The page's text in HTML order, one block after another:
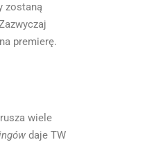
zostaną
premierę.
wiele
daje TW